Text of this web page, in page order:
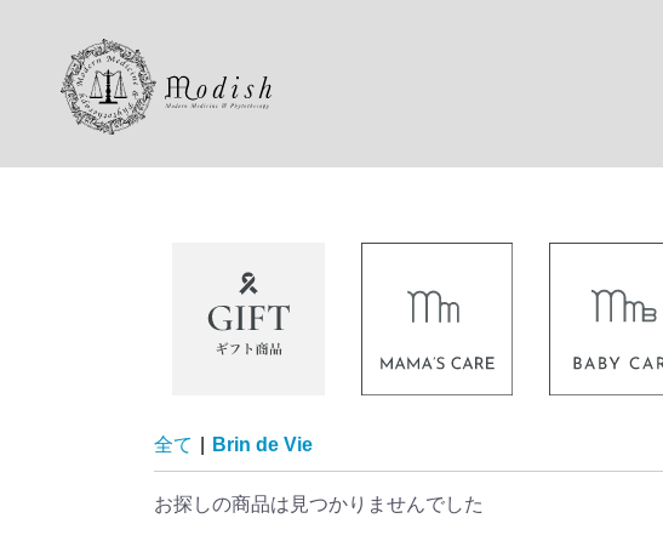
全て Brin de Vie
お探しの商品は見つかりませんでした